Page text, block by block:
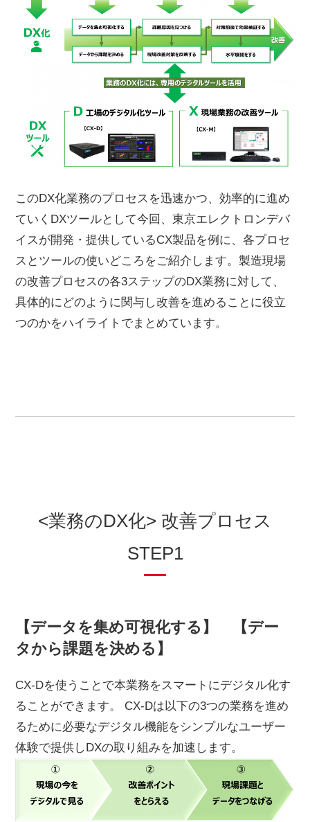
このDX化業務のプロセスを迅速かつ、効率的に進め
ていくDXツールとして今回、東京エレクトロンデバ
イスが開発・提供しているCX製品を例に、各プロセ
スとツールの使いどころをご紹介します。製造現場
の改善プロセスの各3ステップのDX業務に対して、
具体的にどのように関与し改善を進めることに役立
つのかをハイライトでまとめています。
<業務のDX化> 改善プロセス
STEP1
【データを集め可視化する】 【デー
タから課題を決める】
CX-Dを使うことで本業務をスマートにデジタル化す
ることができます。 CX-Dは以下の3つの業務を進め
るために必要なデジタル機能をシンプルなユーザー
体験で提供しDXの取り組みを加速します。